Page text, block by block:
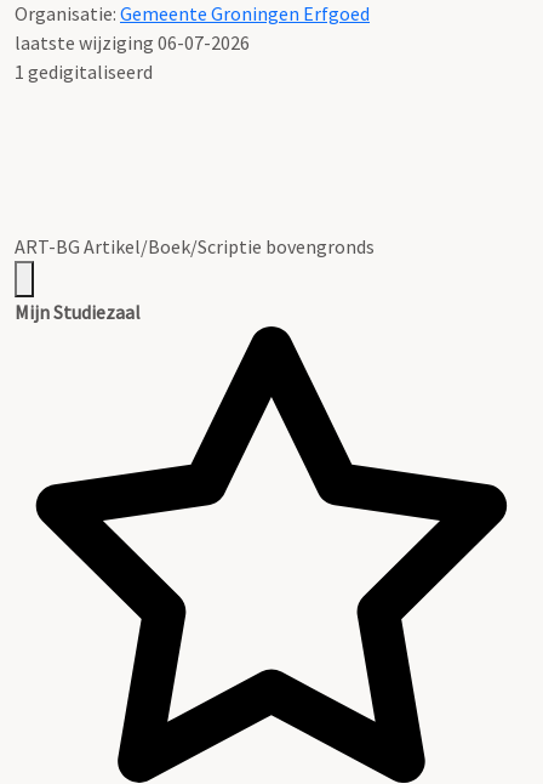
Organisatie: Gemeente Groningen Erfgoed
laatste wijziging 06-07-2026
1 gedigitaliseerd
ART-BG Artikel/Boek/Scriptie bovengronds
Mijn Studiezaal